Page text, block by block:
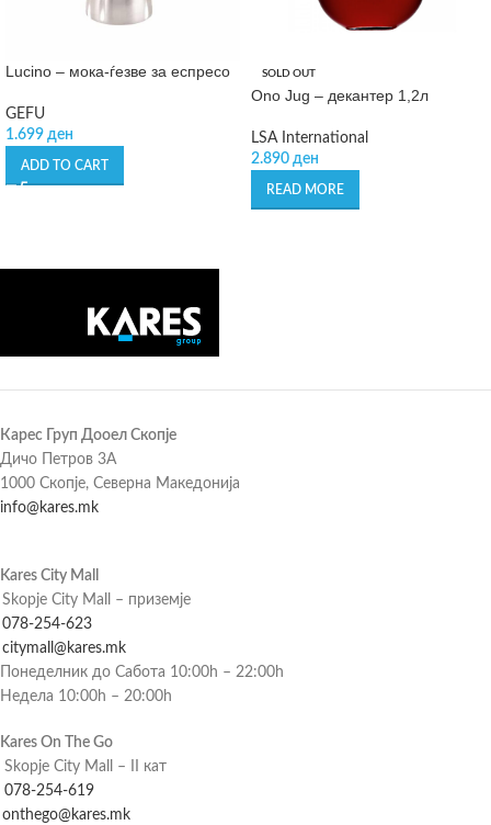
Lucino – мока-ѓезве за еспресо
GEFU
1.699 ден
ADD TO CART
SOLD OUT
Ono Jug – декантер 1,2л
LSA International
2.890 ден
READ MORE
Карес Груп Дооел Скопје
Дичо Петров 3А
1000 Скопје, Северна Македонија
info@kares.mk
Kares City Mall
Skopje City Mall – приземје
078-254-623
citymall@kares.mk
Понеделник до Сабота 10:00h – 22:00h
Недела 10:00h – 20:00h
Kares On The Go
Skopje City Mall – II кат
078-254-619
onthego@kares.mk